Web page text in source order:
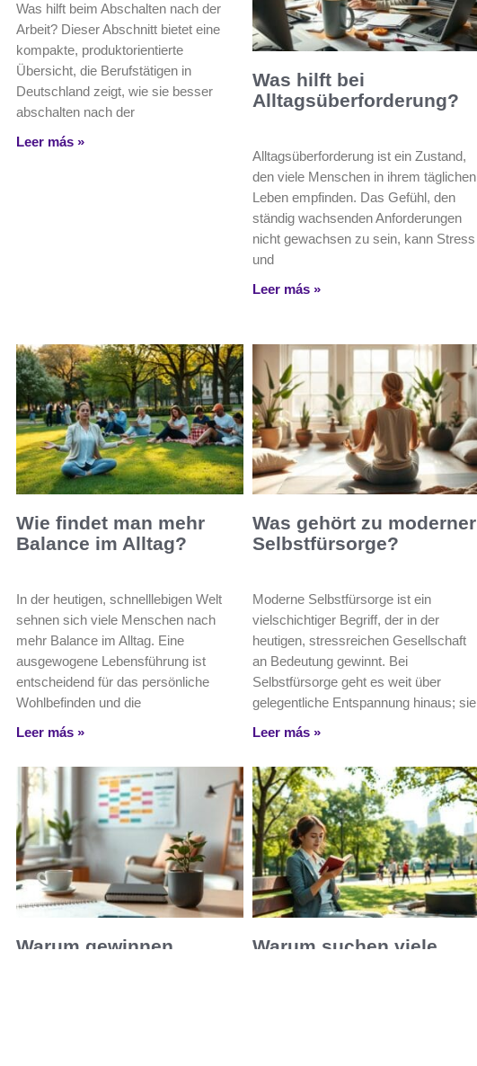
Was hilft beim Abschalten nach der
Arbeit? Dieser Abschnitt bietet eine
kompakte, produktorientierte
Übersicht, die Berufstätigen in
Deutschland zeigt, wie sie besser
abschalten nach der
Leer más »
Was hilft bei
Alltagsüberforderung?
Alltagsüberforderung ist ein Zustand,
den viele Menschen in ihrem täglichen
Leben empfinden. Das Gefühl, den
ständig wachsenden Anforderungen
nicht gewachsen zu sein, kann Stress
und
Leer más »
Wie findet man mehr
Balance im Alltag?
In der heutigen, schnelllebigen Welt
sehnen sich viele Menschen nach
mehr Balance im Alltag. Eine
ausgewogene Lebensführung ist
entscheidend für das persönliche
Wohlbefinden und die
Leer más »
Was gehört zu moderner
Selbstfürsorge?
Moderne Selbstfürsorge ist ein
vielschichtiger Begriff, der in der
heutigen, stressreichen Gesellschaft
an Bedeutung gewinnt. Bei
Selbstfürsorge geht es weit über
gelegentliche Entspannung hinaus; sie
Leer más »
Warum gewinnen
Warum suchen viele